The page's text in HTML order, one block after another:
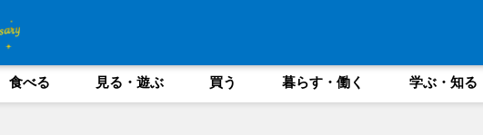
食べる 見る・遊ぶ 買う 暮らす・働く 学ぶ・知る